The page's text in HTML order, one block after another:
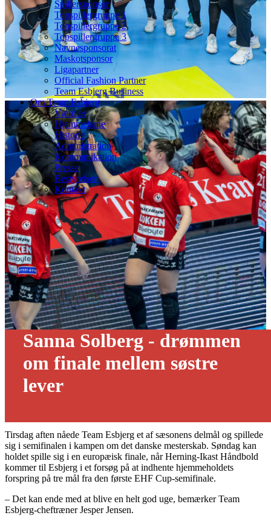
Spillersponsor
Topspillergruppe 1
Topspillergruppe 2
Topspillergruppe 3
Navnesponsorat
Maskotsponsor
Ligapartner
Official Fashion Partner
Team Esbjerg Business
Om Team Esbjerg
Værdier
Hjemmebane
Historie
Administration
Kommunikation
Presse
Bestyrelsen
Kontakt
Sanna Solberg - drømmen
om finale mellem søstre
lever
Tirsdag aften nåede Team Esbjerg et af sæsonens delmål og spillede
sig i semifinalen i kampen om det danske mesterskab. Søndag kan
holdet spille sig i en europæisk finale, når Herning-Ikast Håndbold
kommer til Esbjerg i et forsøg på at indhente hjemmeholdets
forspring på tre mål fra den første EHF Cup-semifinale.
– Det kan ende med at blive en helt god uge, bemærker Team
Esbjerg-cheftræner Jesper Jensen.